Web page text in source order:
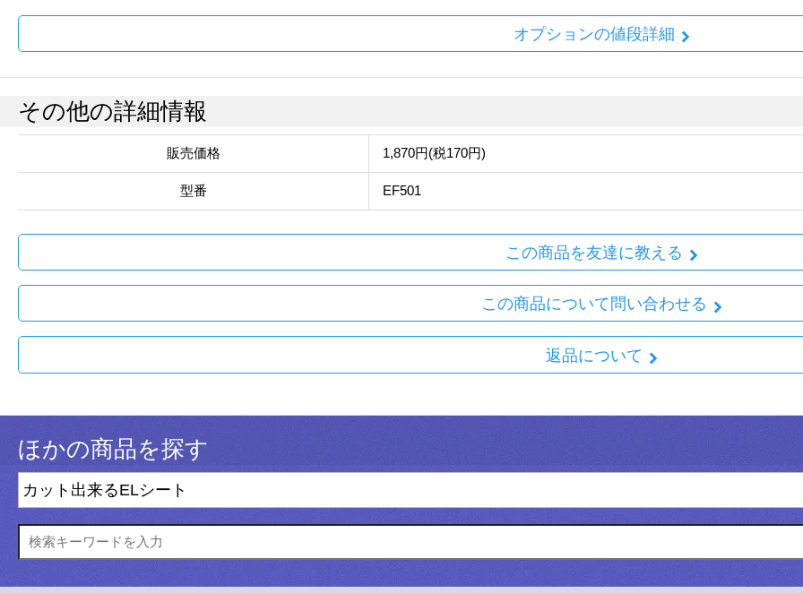
オプションの値段詳細
その他の詳細情報
販売価格 1,870円(税170円)
型番 EF501
この商品を友達に教える
この商品について問い合わせる
返品について
ほかの商品を探す